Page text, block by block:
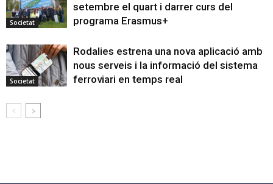
Societat
setembre el quart i darrer curs del
programa Erasmus+
Societat
Rodalies estrena una nova aplicació amb
nous serveis i la informació del sistema
ferroviari en temps real